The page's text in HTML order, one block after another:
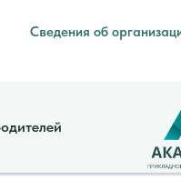
Сведения об